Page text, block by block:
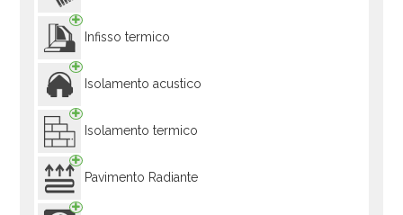
Infisso termico
Isolamento acustico
Isolamento termico
Pavimento Radiante